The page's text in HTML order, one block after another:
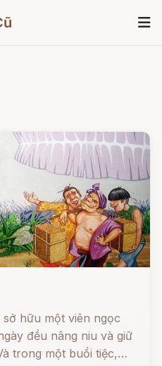
hữu một viên ngọc
đều nâng niu và giữ
trong một buổi tiệc,